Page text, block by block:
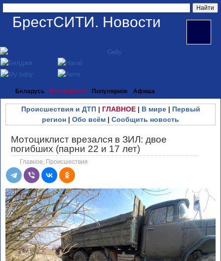
БрестСИТИ. Новости
Беларусь Все новости Популярное Афиша
Происшествия и ДТП| ГЛАВНОЕ| В мире| Первый
регион | Обо всём | Сообщить новость
Мотоциклист врезался в ЗИЛ: двое
погибших (парни 22 и 17 лет)
Главное Происшествия